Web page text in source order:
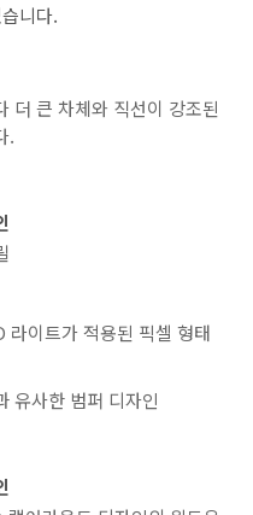
니다.
더 큰 차체와 직선이 강조된
.
라이트가 적용된 픽셀 형태
유사한 범퍼 디자인